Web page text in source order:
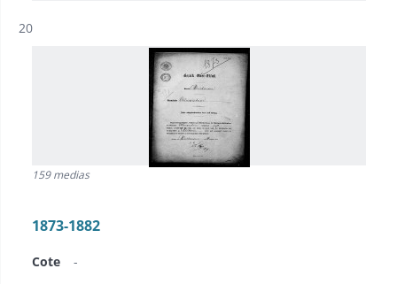
Résultat n°
20
159 medias
1873-1882
Cote
-